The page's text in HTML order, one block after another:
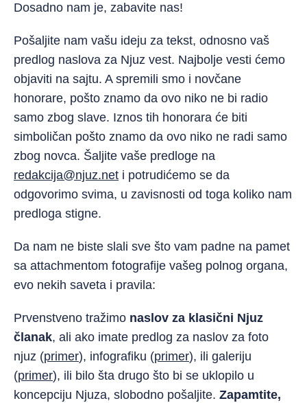
Dosadno nam je, zabavite nas!
Pošaljite nam vašu ideju za tekst, odnosno vaš
predlog naslova za Njuz vest. Najbolje vesti ćemo
objaviti na sajtu. A spremili smo i novčane
honorare, pošto znamo da ovo niko ne bi radio
samo zbog slave. Iznos tih honorara će biti
simboličan pošto znamo da ovo niko ne radi samo
zbog novca. Šaljite vaše predloge na
redakcija@njuz.net i potrudićemo se da
odgovorimo svima, u zavisnosti od toga koliko nam
predloga stigne.
Da nam ne biste slali sve što vam padne na pamet
sa attachmentom fotografije vašeg polnog organa,
evo nekih saveta i pravila:
Prvenstveno tražimo naslov za klasični Njuz
članak, ali ako imate predlog za naslov za foto
njuz (primer), infografiku (primer), ili galeriju
(primer), ili bilo šta drugo što bi se uklopilo u
koncepciju Njuza, slobodno pošaljite. Zapamtite,